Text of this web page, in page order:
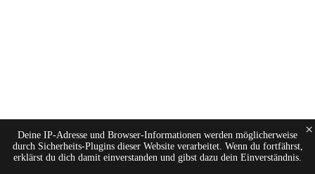
Deine IP-Adresse und Browser-Informationen werden möglicherweise
durch Sicherheits-Plugins dieser Website verarbeitet. Wenn du fortfährst,
erklärst du dich damit einverstanden und gibst dazu dein Einverständnis.
×